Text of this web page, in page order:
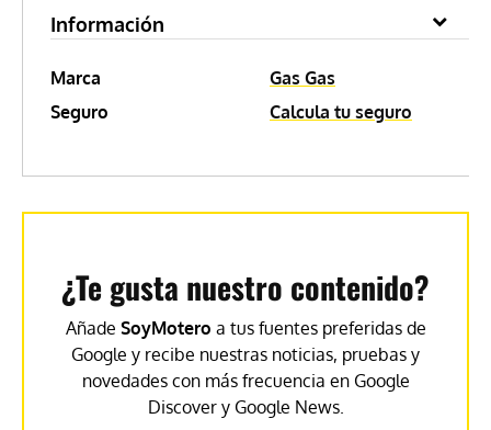
Información
Marca
Gas Gas
Seguro
Calcula tu seguro
¿Te gusta nuestro contenido?
Añade SoyMotero a tus fuentes preferidas de
Google y recibe nuestras noticias, pruebas y
novedades con más frecuencia en Google
Discover y Google News.